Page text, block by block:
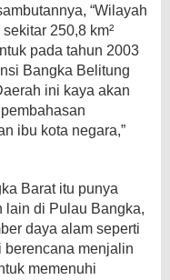
“Wilayah
250,8 km²
pada tahun 2003
Bangka Belitung
ini kaya akan
ibu kota negara,”
Barat itu punya
lain di Pulau Bangka,
daya alam seperti
berencana menjalin
memenuhi